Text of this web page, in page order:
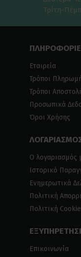
Τρίτη-
Εταιρεία
Τρόποι
Τρόποι
Προσωπικά
Όροι Χρήσης
Ο λογαριασμός
Ιστορικό
Ενημερωτικά
Πολιτική
Πολιτική
Επικοινωνία